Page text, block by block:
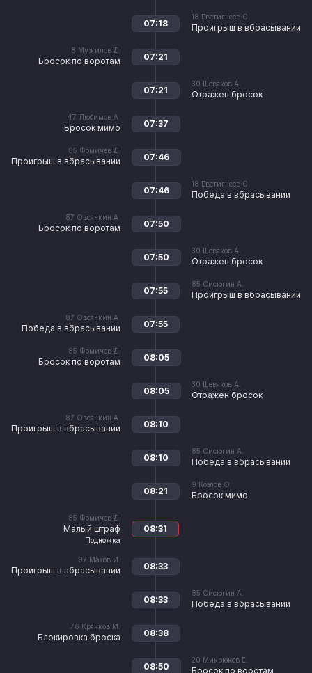
18 Евстигнеев С.
Проигрыш в вбрасывании
07:18
8 Мужилов Д.
Бросок по воротам 07:21
30 Шевяков А.
Отражен бросок
07:21
47 Любимов А.
Бросок мимо 07:37
85 Фомичев Д.
Проигрыш в вбрасывании 07:46
18 Евстигнеев С.
Победа в вбрасывании
07:46
87 Овсянкин А.
Бросок по воротам 07:50
30 Шевяков А.
Отражен бросок
07:50
85 Сисюгин А.
Проигрыш в вбрасывании
07:55
87 Овсянкин А.
Победа в вбрасывании 07:55
85 Фомичев Д.
Бросок по воротам 08:05
30 Шевяков А.
Отражен бросок
08:05
87 Овсянкин А.
Проигрыш в вбрасывании 08:10
85 Сисюгин А.
Победа в вбрасывании
08:10
9 Козлов О.
Бросок мимо
08:21
85 Фомичев Д.
Малый штраф
Подножка
08:31
97 Махов И.
Проигрыш в вбрасывании 08:33
85 Сисюгин А.
Победа в вбрасывании
08:33
76 Крячков М.
Блокировка броска 08:38
20 Микрюков Е.
Бросок по воротам
08:50